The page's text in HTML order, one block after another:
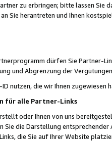
zu erbringen; bitte lassen Sie
Sie herantreten und Ihnen
dürfen Sie Partner-
und Abgrenzung der
nutzen, die wir Ihnen zugewiesen
für alle Partner-Links
oder Ihnen von uns
Sie die Darstellung
die Sie auf Ihrer Website